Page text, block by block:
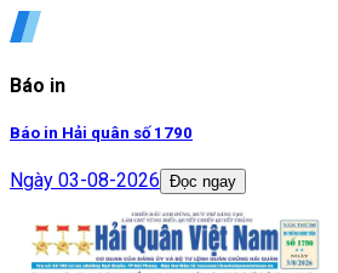
Báo in
Báo in Hải quân số 1790
Ngày 03-08-2026 Đọc ngay